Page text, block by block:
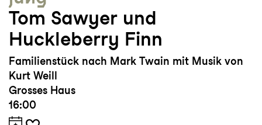
Tom Sawyer und
Huckleberry Finn
Familienstück nach Mark Twain mit Musik von
Kurt Weill
Grosses Haus
16:00